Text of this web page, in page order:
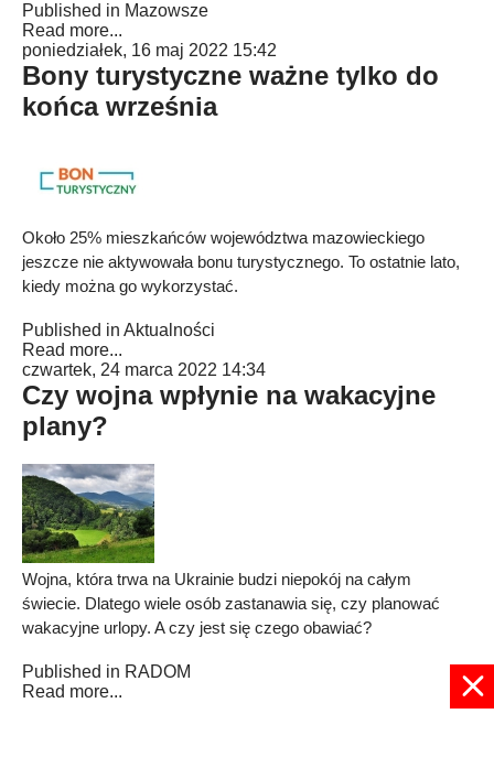
Published in Mazowsze
Read more...
poniedziałek, 16 maj 2022 15:42
Bony turystyczne ważne tylko do
końca września
Około 25% mieszkańców województwa mazowieckiego
jeszcze nie aktywowała bonu turystycznego. To ostatnie lato,
kiedy można go wykorzystać.
Published in Aktualności
Read more...
czwartek, 24 marca 2022 14:34
Czy wojna wpłynie na wakacyjne
plany?
Wojna, która trwa na Ukrainie budzi niepokój na całym
świecie. Dlatego wiele osób zastanawia się, czy planować
wakacyjne urlopy. A czy jest się czego obawiać?
Published in RADOM
Read more...